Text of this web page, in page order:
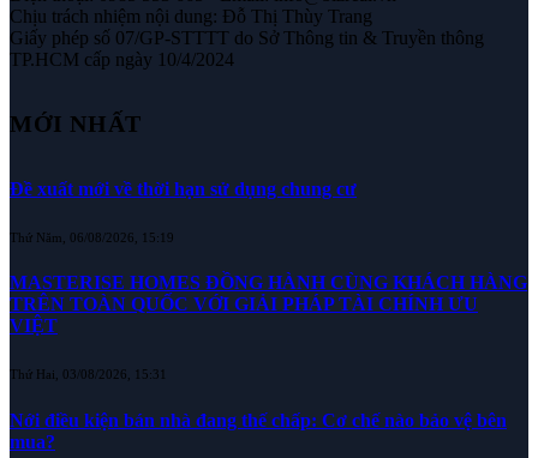
Chịu trách nhiệm nội dung: Đỗ Thị Thùy Trang
Giấy phép số 07/GP-STTTT do Sở Thông tin & Truyền thông
TP.HCM cấp ngày 10/4/2024
MỚI NHẤT
Đề xuất mới về thời hạn sử dụng chung cư
Thứ Năm, 06/08/2026, 15:19
MASTERISE HOMES ĐỒNG HÀNH CÙNG KHÁCH HÀNG
TRÊN TOÀN QUỐC VỚI GIẢI PHÁP TÀI CHÍNH ƯU
VIỆT
Thứ Hai, 03/08/2026, 15:31
Nới điều kiện bán nhà đang thế chấp: Cơ chế nào bảo vệ bên
mua?